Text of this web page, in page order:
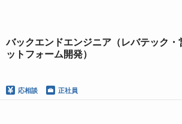
バックエンドエンジニア（レバテック・
ットフォーム開発）
応相談 正社員